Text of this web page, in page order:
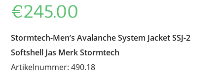
€245.00
Stormtech-Men’s Avalanche System Jacket SSJ-2
Softshell Jas Merk Stormtech
Artikelnummer: 490.18